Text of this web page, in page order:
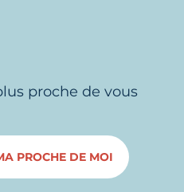
proche de vous
PROCHE DE MOI